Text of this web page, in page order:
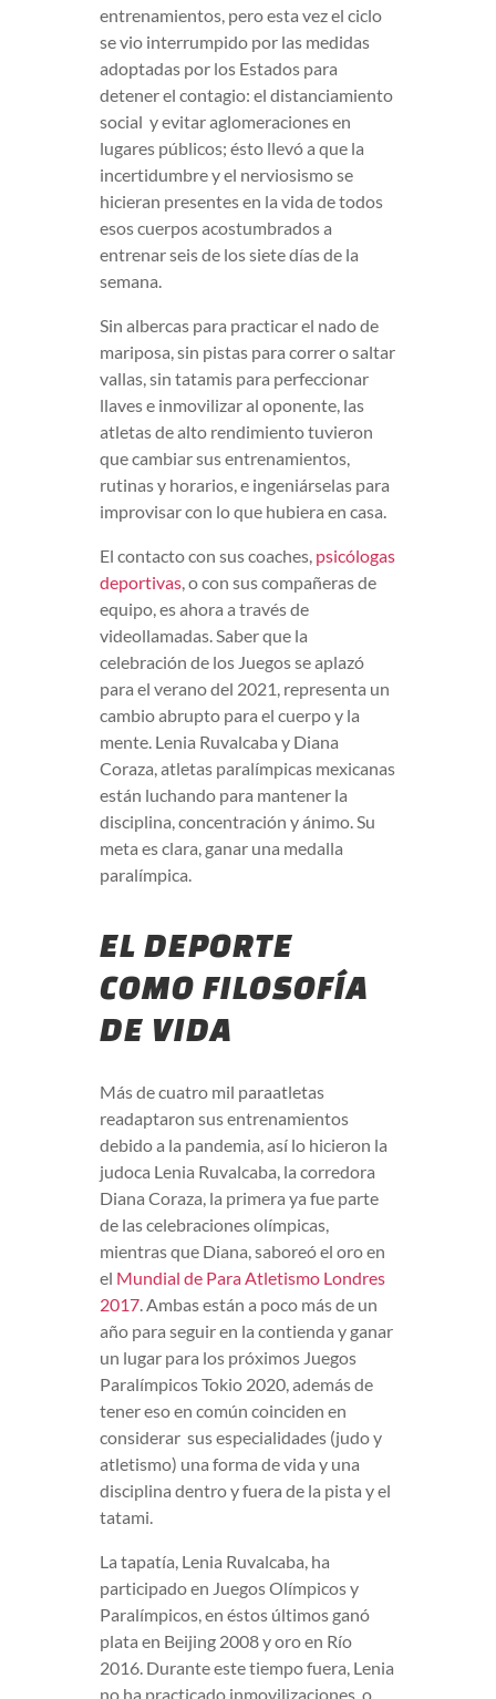
entrenamientos, pero esta vez el ciclo
se vio interrumpido por las medidas
adoptadas por los Estados para
detener el contagio: el distanciamiento
social y evitar aglomeraciones en
lugares públicos; ésto llevó a que la
incertidumbre y el nerviosismo se
hicieran presentes en la vida de todos
esos cuerpos acostumbrados a
entrenar seis de los siete días de la
semana.
Sin albercas para practicar el nado de
mariposa, sin pistas para correr o saltar
vallas, sin tatamis para perfeccionar
llaves e inmovilizar al oponente, las
atletas de alto rendimiento tuvieron
que cambiar sus entrenamientos,
rutinas y horarios, e ingeniárselas para
improvisar con lo que hubiera en casa.
El contacto con sus coaches, psicólogas
deportivas, o con sus compañeras de
equipo, es ahora a través de
videollamadas. Saber que la
celebración de los Juegos se aplazó
para el verano del 2021, representa un
cambio abrupto para el cuerpo y la
mente. Lenia Ruvalcaba y Diana
Coraza, atletas paralímpicas mexicanas
están luchando para mantener la
disciplina, concentración y ánimo. Su
meta es clara, ganar una medalla
paralímpica.
EL DEPORTE
COMO FILOSOFÍA
DE VIDA
Más de cuatro mil paraatletas
readaptaron sus entrenamientos
debido a la pandemia, así lo hicieron la
judoca Lenia Ruvalcaba, la corredora
Diana Coraza, la primera ya fue parte
de las celebraciones olímpicas,
mientras que Diana, saboreó el oro en
el Mundial de Para Atletismo Londres
2017. Ambas están a poco más de un
año para seguir en la contienda y ganar
un lugar para los próximos Juegos
Paralímpicos Tokio 2020, además de
tener eso en común coinciden en
considerar sus especialidades (judo y
atletismo) una forma de vida y una
disciplina dentro y fuera de la pista y el
tatami.
La tapatía, Lenia Ruvalcaba, ha
participado en Juegos Olímpicos y
Paralímpicos, en éstos últimos ganó
plata en Beijing 2008 y oro en Río
2016. Durante este tiempo fuera, Lenia
no ha practicado inmovilizaciones, o